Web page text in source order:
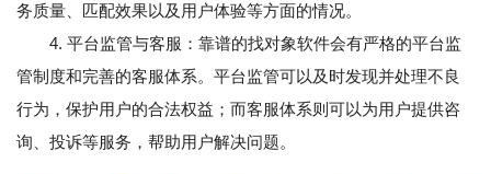
务质量、匹配效果以及用户体验等方面的情况。
4. 平台监管与客服：靠谱的找对象软件会有严格的平台监
管制度和完善的客服体系。平台监管可以及时发现并处理不良
行为，保护用户的合法权益；而客服体系则可以为用户提供咨
询、投诉等服务，帮助用户解决问题。